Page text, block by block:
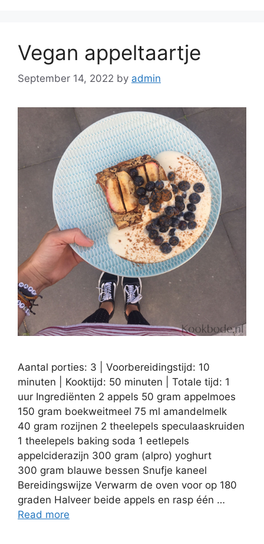
Vegan appeltaartje
September 14, 2022 by admin
Aantal porties: 3 | Voorbereidingstijd: 10
minuten | Kooktijd: 50 minuten | Totale tijd: 1
uur Ingrediënten 2 appels 50 gram appelmoes
150 gram boekweitmeel 75 ml amandelmelk
40 gram rozijnen 2 theelepels speculaaskruiden
1 theelepels baking soda 1 eetlepels
appelciderazijn 300 gram (alpro) yoghurt
300 gram blauwe bessen Snufje kaneel
Bereidingswijze Verwarm de oven voor op 180
graden Halveer beide appels en rasp één …
Read more